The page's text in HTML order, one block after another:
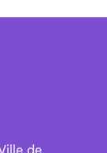
de